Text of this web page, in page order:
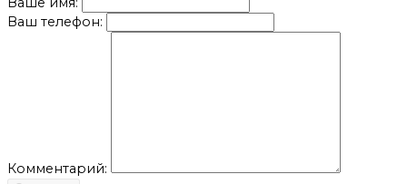
Ваш телефон:
Комментарий: